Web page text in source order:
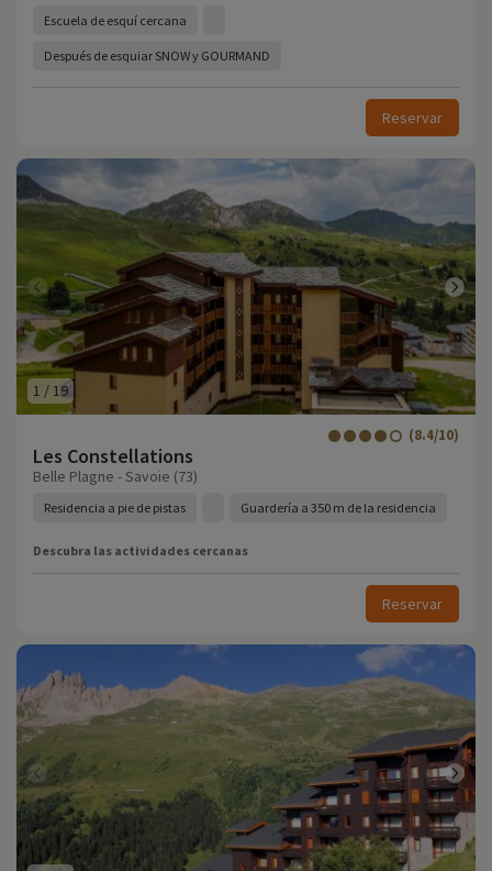
Escuela de esquí cercana
Después de esquiar SNOW y GOURMAND
Reservar
1 / 19
Les Constellations
(8.4/10)
Belle Plagne - Savoie (73)
Residencia a pie de pistas Guardería a 350 m de la residencia
Descubra las actividades cercanas
Reservar